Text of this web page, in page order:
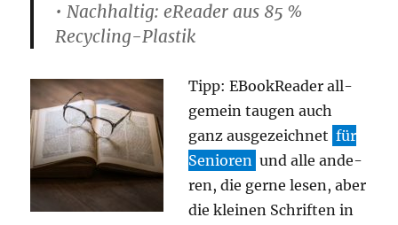
• Nach­hal­tig: eRea­der aus 85 %
Recycling-Plastik
Tipp: EBoo­kRea­der all­
ge­mein tau­gen auch
ganz aus­ge­zeich­net für
Senio­ren und alle ande­
ren, die ger­ne lesen, aber
die klei­nen Schrif­ten in